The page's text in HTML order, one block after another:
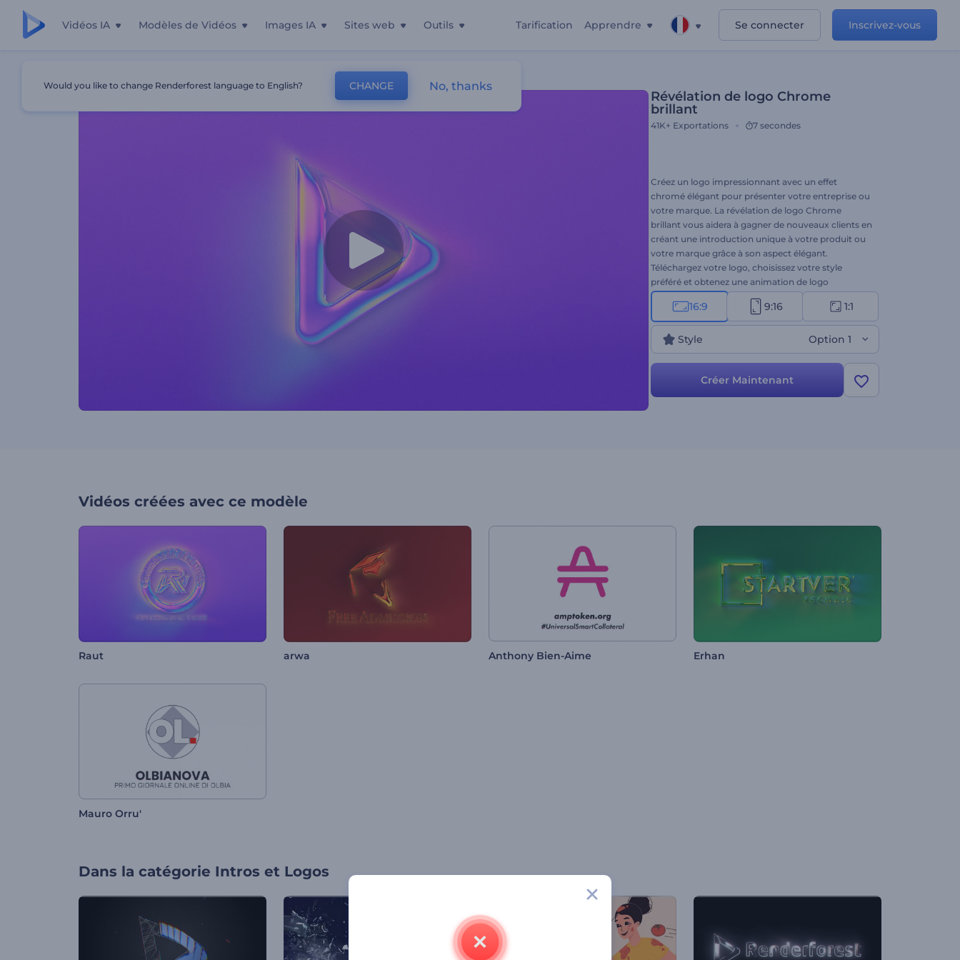
Vidéos IA Modèles de Vidéos Images IA Sites web Outils Tarification Apprendre Se connecter Inscrivez-vous
Révélation de logo Chrome
brillant
41K+ Exportations 7 secondes
Créez un logo impressionnant avec un effet
chromé élégant pour présenter votre entreprise ou
votre marque. La révélation de logo Chrome
brillant vous aidera à gagner de nouveaux clients en
créant une introduction unique à votre produit ou
votre marque grâce à son aspect élégant.
Téléchargez votre logo, choisissez votre style
préféré et obtenez une animation de logo
professionnelle en quelques clics. Parfaitement
adapté aux présentations d'entreprises, aux
promotions de marques, aux présentations de
produits technologiques, et bien plus encore.
Essayez-le maintenant !
16:9 9:16 1:1
Style Option 1
Créer Maintenant
Vidéos créées avec ce modèle
Raut arwa Anthony Bien-Aime Erhan
Mauro Orru'
Dans la catégorie Intros et Logos
Would you like to change Renderforest language to English? CHANGE No, thanks